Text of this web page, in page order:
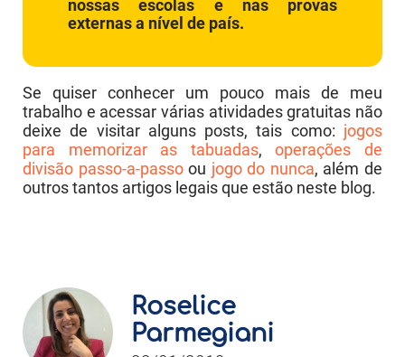
nossas escolas e nas provas
externas a nível de país.
Se quiser conhecer um pouco mais de meu
trabalho e acessar várias atividades gratuitas não
deixe de visitar alguns posts, tais como: jogos
para memorizar as tabuadas,operações de
divisão passo-a-passoou jogo do nunca, além de
outros tantos artigos legais que estão neste blog.
Roselice
Parmegiani